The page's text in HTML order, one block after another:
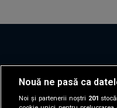
Nouă ne pasă ca
Noi și partenerii noștri 201